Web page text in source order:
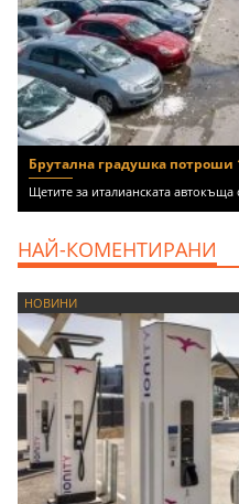
Брутална градушка потроши
Щетите за италианската
НАЙ-КОМЕНТИРАНИ
НОВИНИ